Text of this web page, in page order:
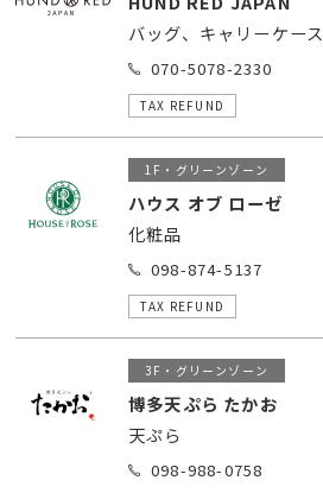
バッグ、キャリーケース
070-5078-2330
TAX REFUND
1F・グリーンゾーン
ハウス オブ ローゼ
化粧品
098-874-5137
TAX REFUND
3F・グリーンゾーン
博多天ぷら たかお
天ぷら
098-988-0758